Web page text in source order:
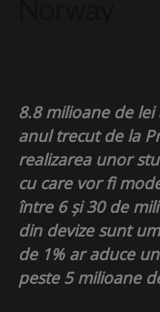
8.8 milioane de
anul trecut de la
realizarea unor
cu care vor fi
între 6 și 30 de
din devize sunt
de 1% ar aduce
peste 5 milioane